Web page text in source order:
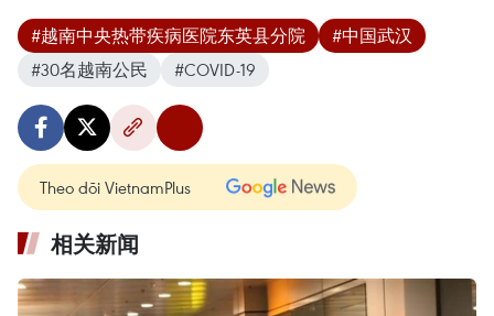
#越南中央热带疾病医院东英县分院
#中国武汉
#30名越南公民
#COVID-19
Theo dõi VietnamPlus
相关新闻